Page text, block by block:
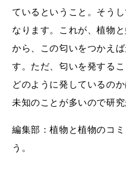
ているということ。そう
なります。これが、植物
から、この匂いをつかえ
す。ただ、匂いを発する
どのように発しているの
未知のことが多いので研
編集部：植物と植物のコ
う。